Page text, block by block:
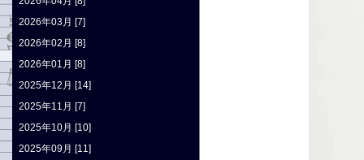
2026年03月 [7]
2026年02月 [8]
2026年01月 [8]
2025年12月 [14]
2025年11月 [7]
2025年10月 [10]
2025年09月 [11]